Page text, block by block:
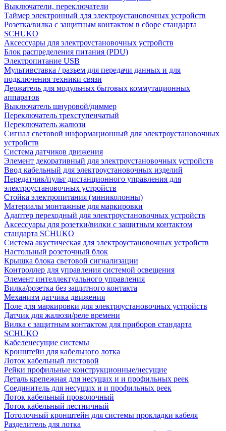
Выключатели, переключатели
Таймер электронный для электроустановочных устройств
Розетка/вилка с защитным контактом в сборе стандарта
SCHUKO
Аксессуары для электроустановочных устройств
Блок распределения питания (PDU)
Электропитание USB
Мультивставка / разъем для передачи данных и для
подключения техники связи
Держатель для модульных бытовых коммутационных
аппаратов
Выключатель шнуровой/диммер
Переключатель трехступенчатый
Переключатель жалюзи
Сигнал световой информационный для электроустановочных
устройств
Система датчиков движения
Элемент декоративный для электроустановочных устройств
Ввод кабельный для электроустановочных изделий
Передатчик/пульт дистанционного управления для
электроустановочных устройств
Стойка электропитания (миниколонны)
Материалы монтажные для маркировки
Адаптер переходный для электроустановочных устройств
Аксессуары для розетки/вилки с защитным контактом
стандарта SCHUKO
Система акустическая для электроустановочных устройств
Настольный розеточный блок
Крышка блока световой сигнализации
Контроллер для управления системой освещения
Элемент интеллектуального управления
Вилка/розетка без защитного контакта
Механизм датчика движения
Поле для маркировки для электроустановочных устройств
Датчик для жалюзи/реле времени
Вилка с защитным контактом для приборов стандарта
SCHUKO
Кабеленесущие системы
Кронштейн для кабельного лотка
Лоток кабельный листовой
Рейки профильные конструкционные/несущие
Деталь крепежная для несущих и и профильных реек
Соединитель для несущих и и профильных реек
Лоток кабельный проволочный
Лоток кабельный лестничный
Потолочный кронштейн для системы прокладки кабеля
Разделитель для лотка